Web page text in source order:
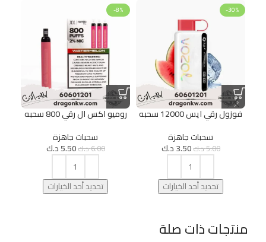
-30%
فوزول رقي ايس 12000 سحبه
سحبات جاهزة
5.00د.ك3.50د.ك
تحديد أحد الخيارات
-8%
روميو اكس ال رقي 800 سحبه
سحبات جاهزة
6.00د.ك5.50د.ك
تحديد أحد الخيارات
منتجات ذات صلة